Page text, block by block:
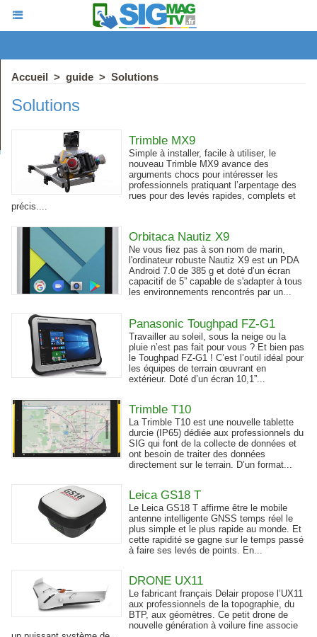
Accueil > guide > Solutions
Solutions
Trimble MX9
Simple à installer, facile à utiliser, le
nouveau Trimble MX9 avance des
arguments chocs pour intéresser les
professionnels pratiquant l’arpentage des
rues pour des levés rapides, complets et
précis....
Orbitaca Nautiz X9
Ne vous fiez pas à son nom de marin,
l'ordinateur robuste Nautiz X9 est un PDA
Android 7.0 de 385 g et doté d’un écran
capacitif de 5” capable de s'adapter à tous
les environnements rencontrés par un...
Panasonic Toughpad FZ-G1
Travailler au soleil, sous la neige ou la
pluie n’est pas fait pour vous ? Et bien pas
le Toughpad FZ-G1 ! C’est l’outil idéal pour
les équipes de terrain œuvrant en
extérieur. Doté d’un écran 10,1”...
Trimble T10
La Trimble T10 est une nouvelle tablette
durcie (IP65) dédiée aux professionnels du
SIG qui font de la collecte de données et
ont besoin de traiter des données
directement sur le terrain. D’un format...
Leica GS18 T
Le Leica GS18 T affirme être le mobile
antenne intelligente GNSS temps réel le
plus simple et le plus rapide au monde. Et
cette rapidité se gagne sur le temps passé
à faire ses levés de points. En...
DRONE UX11
Le fabricant français Delair propose l’UX11
aux professionnels de la topographie, du
BTP, aux géomètres. Ce petit drone de
nouvelle génération à voilure fine associe